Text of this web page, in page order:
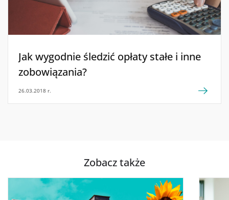
Jak wygodnie śledzić opłaty stałe i inne
zobowiązania?
26.03.2018 r.
Zobacz także